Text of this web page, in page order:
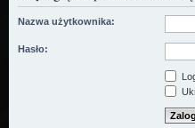
Nazwa użytkownika:
Hasło: